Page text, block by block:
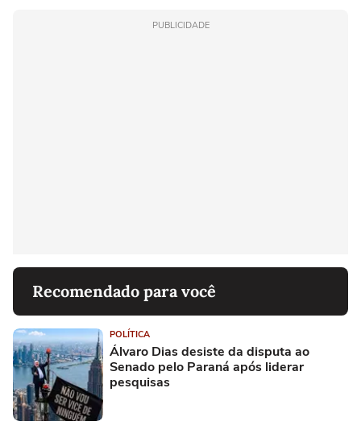
PUBLICIDADE
Recomendado para você
POLÍTICA
Álvaro Dias desiste da disputa ao
Senado pelo Paraná após liderar
pesquisas